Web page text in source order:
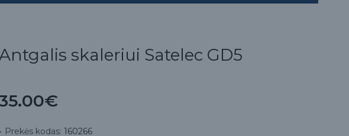
skaleriui Satelec GD5
Prekės kodas: 160266